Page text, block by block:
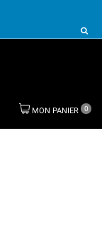
MON PANIER 0